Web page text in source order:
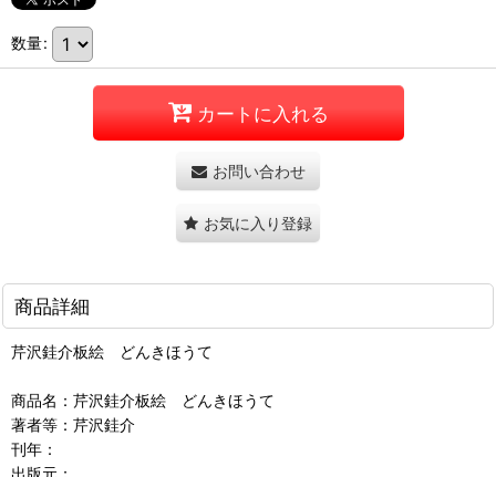
数量:
カートに入れる
お問い合わせ
お気に入り登録
商品詳細
芹沢銈介板絵 どんきほうて
商品名：芹沢銈介板絵 どんきほうて
著者等：芹沢銈介
刊年：
出版元：